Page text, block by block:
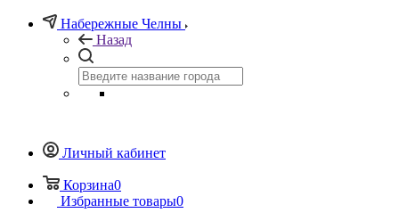
Набережные Челны
Назад
Личный кабинет
Корзина0
Избранные товары0